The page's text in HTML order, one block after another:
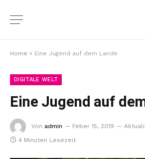
Home » Eine Jugend auf dem Lande
DIGITALE WELT
Eine Jugend auf
Von admin Feber 15, 2019
4 Minuten Lesezeit